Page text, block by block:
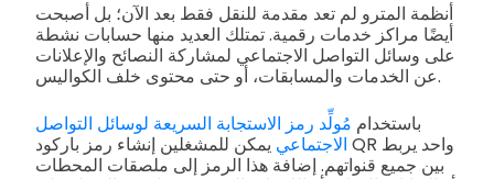
أنظمة المترو لم تعد مقدمة للنقل فقط بعد الآن؛ بل أصبحت
أيضًا مراكز خدمات رقمية. تمتلك العديد منها حسابات نشطة
على وسائل التواصل الاجتماعي لمشاركة النصائح والإعلانات
عن الخدمات والمسابقات، أو حتى محتوى خلف الكواليس.
باستخدام مُولِّد رمز الاستجابة السريعة لوسائل التواصل
الاجتماعي يمكن للمشغلين إنشاء رمز باركود QR واحد يربط
بين جميع قنواتهم. إضافة هذا الرمز إلى ملصقات المحطات